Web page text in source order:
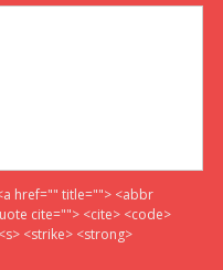
href="" title=""> <abbr
cite=""> <cite> <code>
<strike> <strong>